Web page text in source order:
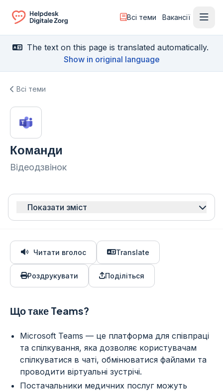
Ga naar de homepagina
Всі теми Вакансії
The text on this page is translated automatically.
Show in original language
Всі теми
Команди
Відеодзвінок
Показати зміст
Читати вголос Translate
Роздрукувати Поділіться
Що таке Teams?
Microsoft Teams — це платформа для співпраці
та спілкування, яка дозволяє користувачам
спілкуватися в чаті, обмінюватися файлами та
проводити віртуальні зустрічі.
Постачальники медичних послуг можуть